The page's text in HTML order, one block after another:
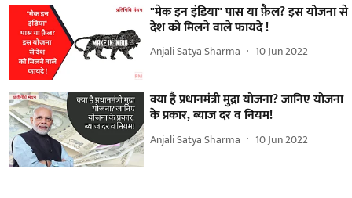
"मेक इन इंडिया" पास या फ़ैल? इस योजना से
देश को मिलने वाले फायदे !
Anjali Satya Sharma 10 Jun 2022
क्या है प्रधानमंत्री मुद्रा योजना? जानिए योजना
के प्रकार, ब्याज दर व नियम!
Anjali Satya Sharma 10 Jun 2022